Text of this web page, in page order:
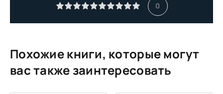
0
Похожие книги, которые могут
вас также заинтересовать